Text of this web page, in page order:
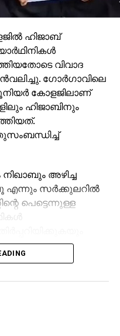
ഹിജാബ്
വിവാദ
ഗോർ​ഗാവിലെ
കോളജിലാണ്
ഹിജാബിനും
അഴിച്ച
എന്നും സർക്കുലറിൽ
പെട്ടെന്നുള്ള
ആവശ്യം
ക്യാംപസിന്
വൈസ് പ്രസിഡന്റ്